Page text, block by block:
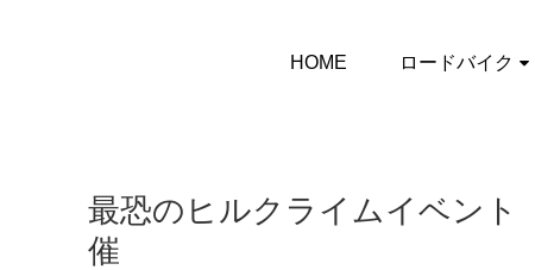
HOME ロードバイク
最恐のヒルクライムイベント
催